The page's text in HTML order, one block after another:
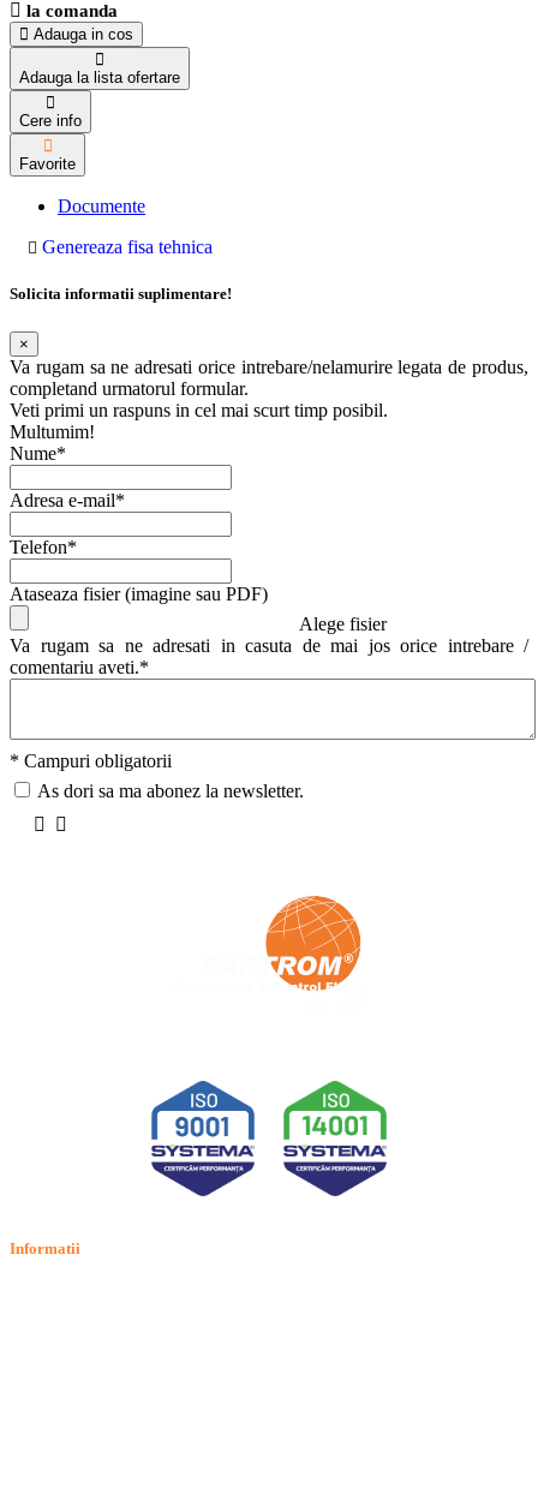
la comanda
Adauga in cos
Adauga la lista ofertare
Cere info
Favorite
Documente
Genereaza fisa tehnica
Solicita informatii suplimentare!
×
Va rugam sa ne adresati orice intrebare/nelamurire legata de produs,
completand urmatorul formular.
Veti primi un raspuns in cel mai scurt timp posibil.
Multumim!
Nume*
Adresa e-mail*
Telefon*
Ataseaza fisier (imagine sau PDF)
Alege fisier
Va rugam sa ne adresati in casuta de mai jos orice intrebare /
comentariu aveti.*
* Campuri obligatorii
As dori sa ma abonez la newsletter.
Informatii